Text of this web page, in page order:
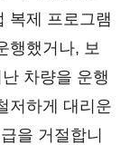
복제 프로그램
행했거나, 보
차량을 운행
저하게 대리운
을 거절합니